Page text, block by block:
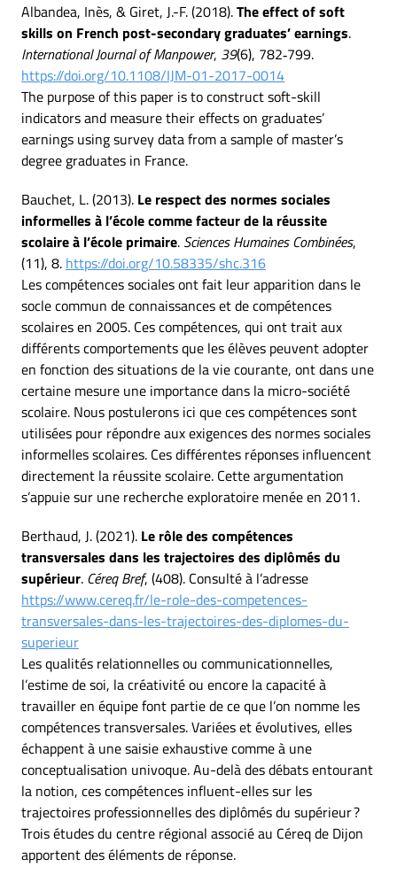
Albandea, Inès, & Giret, J.-F. (2018).The effect of soft
skills on French post-secondary graduates’ earnings.
International Journal of Manpower, 39(6), 782‑799.
https://doi.org/10.1108/IJM-01-2017-0014
The purpose of this paper is to construct soft-skill
indicators and measure their effects on graduates’
earnings using survey data from a sample of master’s
degree graduates in France.
Bauchet, L. (2013). Le respect des normes sociales
informelles à l’école comme facteur de la réussite
scolaire à l’école primaire. Sciences Humaines Combinées,
(11), 8. https://doi.org/10.58335/shc.316
Les compétences sociales ont fait leur apparition dans le
socle commun de connaissances et de compétences
scolaires en 2005. Ces compétences, qui ont trait aux
différents comportements que les élèves peuvent adopter
en fonction des situations de la vie courante, ont dans une
certaine mesure une importance dans la micro-société
scolaire. Nous postulerons ici que ces compétences sont
utilisées pour répondre aux exigences des normes sociales
informelles scolaires. Ces différentes réponses influencent
directement la réussite scolaire. Cette argumentation
s’appuie sur une recherche exploratoire menée en 2011.
Berthaud, J. (2021). Le rôle des compétences
transversales dans les trajectoires des diplômés du
supérieur. Céreq Bref, (408). Consulté à l’adresse
https://www.cereq.fr/le-role-des-competences-
transversales-dans-les-trajectoires-des-diplomes-du-
superieur
Les qualités relationnelles ou communicationnelles,
l’estime de soi, la créativité ou encore la capacité à
travailler en équipe font partie de ce que l’on nomme les
compétences transversales. Variées et évolutives, elles
échappent à une saisie exhaustive comme à une
conceptualisation univoque. Au-delà des débats entourant
la notion, ces compétences influent-elles sur les
trajectoires professionnelles des diplômés du supérieur ?
Trois études du centre régional associé au Céreq de Dijon
apportent des éléments de réponse.